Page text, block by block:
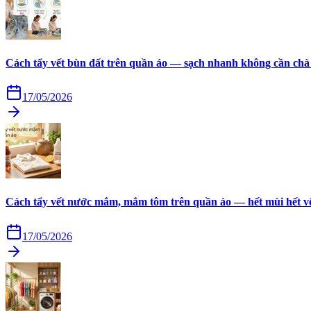
Cách tẩy vết bùn đất trên quần áo — sạch nhanh không cần
17/05/2026
Cách tẩy vết nước mắm, mắm tôm trên quần áo — hết mùi hết
17/05/2026